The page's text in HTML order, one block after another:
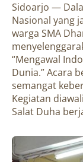
Sidoarjo —
Nasional yang
warga SMA
“Mengawal
Dunia.” Acara
semangat
Kegiatan
Salat Duha